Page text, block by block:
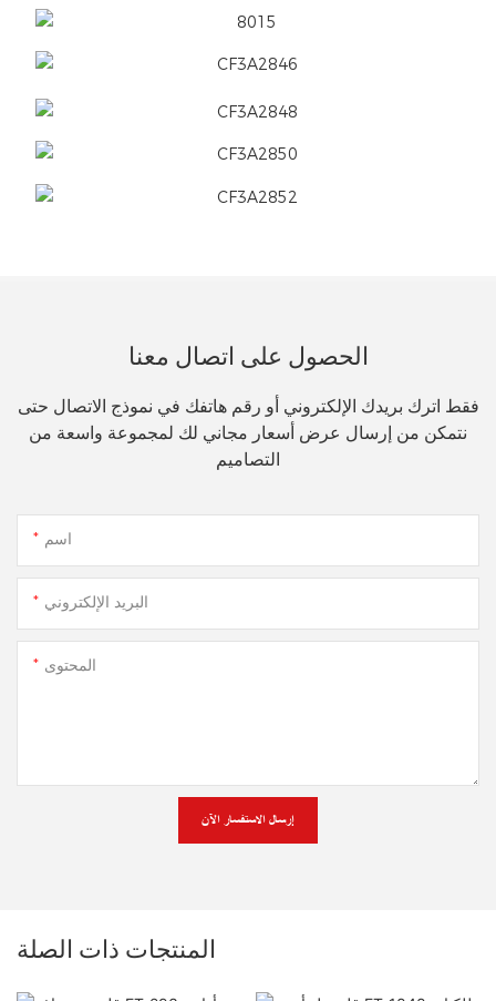
الحصول على اتصال معنا
فقط اترك بريدك الإلكتروني أو رقم هاتفك في نموذج الاتصال حتى
نتمكن من إرسال عرض أسعار مجاني لك لمجموعة واسعة من
التصاميم
اسم
البريد الإلكتروني
المحتوى
إرسال الاستفسار الآن
المنتجات ذات الصلة